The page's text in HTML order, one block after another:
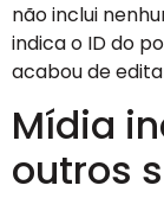
não inclui
indica o ID do
acabou de
Mídia
outros